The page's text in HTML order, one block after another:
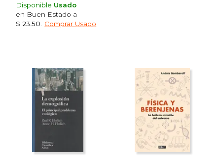
50%
Disponible Usado
en Buen Estado a
$ 23.50
Comprar Usado
50%
dcto.